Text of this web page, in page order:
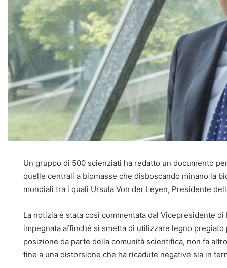
Un gruppo di 500 scienziati ha redatto un documento
quelle centrali a biomasse che disboscando minano la
mondiali tra i quali Ursula Von der Leyen, Presidente
La notizia è stata così commentata dal Vicepresidente
impegnata affinché si smetta di utilizzare legno
posizione da parte della comunità scientifica, non fa
fine a una distorsione che ha ricadute negative sia in